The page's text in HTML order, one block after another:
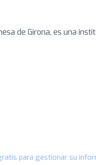
de Girona, es una
para gestionar su